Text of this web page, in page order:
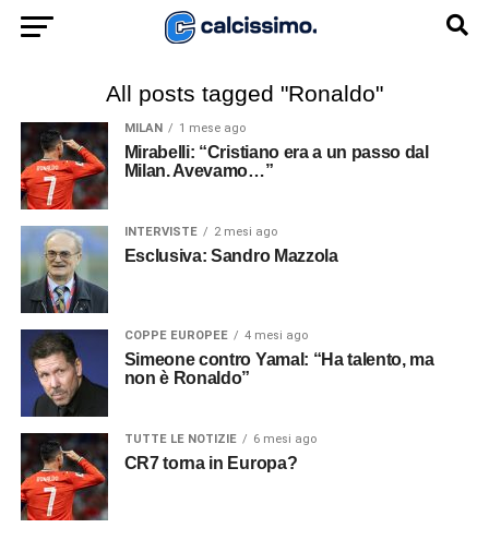
All posts tagged "Ronaldo"
MILAN 1 mese ago
Mirabelli: “Cristiano era a un passo dal
Milan. Avevamo…”
INTERVISTE 2 mesi ago
Esclusiva: Sandro Mazzola
COPPE EUROPEE 4 mesi ago
Simeone contro Yamal: “Ha talento, ma
non è Ronaldo”
TUTTE LE NOTIZIE 6 mesi ago
CR7 torna in Europa?